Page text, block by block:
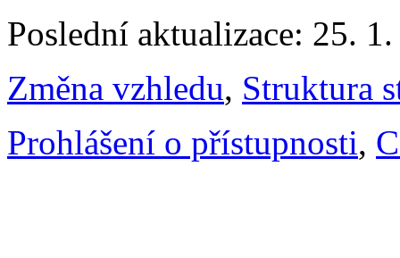
Poslední aktualizace: 25.
Změna vzhledu, Struktura
Prohlášení o přístupnosti,